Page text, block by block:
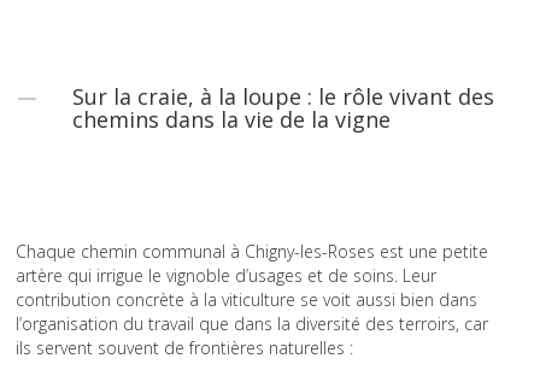
Sur la craie, à la loupe : le rôle vivant des
chemins dans la vie de la vigne
Chaque chemin communal à Chigny-les-Roses est une petite
artère qui irrigue le vignoble d’usages et de soins. Leur
contribution concrète à la viticulture se voit aussi bien dans
l’organisation du travail que dans la diversité des terroirs, car
ils servent souvent de frontières naturelles :